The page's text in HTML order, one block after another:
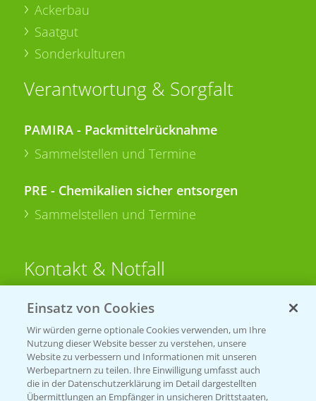
Ackerbau
Saatgut
Sonderkulturen
Verantwortung & Sorgfalt
PAMIRA - Packmittelrücknahme
Sammelstellen und Termine
PRE - Chemikalien sicher entsorgen
Sammelstellen und Termine
Kontakt & Notfall
Beratung auf WhatsApp
T.+49 (0)174 346 564 1
KONTAKT
Einsatz von Cookies
Wir würden gerne optionale Cookies verwenden, um Ihre
Nutzung dieser Website besser zu verstehen, unsere
Website zu verbessern und Informationen mit unseren
Werbepartnern zu teilen. Ihre Einwilligung umfasst auch
die in der Datenschutzerklärung im Detail dargestellten
Übermittlungen an Empfänger in unsicheren Drittstaaten,